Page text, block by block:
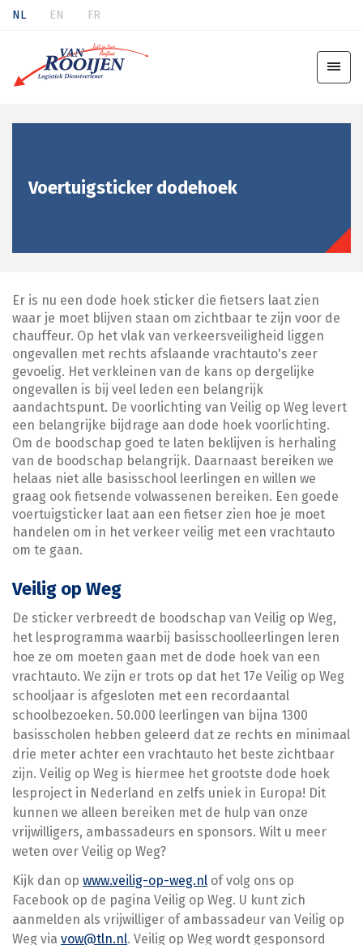
NL EN FR
Voertuigsticker dodehoek
Er is nu een dode hoek sticker die fietsers laat zien
waar je moet blijven staan om zichtbaar te zijn voor de
chauffeur. Op het vlak van verkeersveiligheid liggen
ongevallen met rechts afslaande vrachtauto's zeer
gevoelig. Het verkleinen van de kans op dergelijke
ongevallen is bij veel leden een belangrijk
aandachtspunt. De voorlichting van Veilig op Weg levert
een belangrijke bijdrage aan dode hoek voorlichting.
Om de boodschap goed te laten beklijven is herhaling
van de boodschap belangrijk. Daarnaast bereiken we
helaas niet alle basisschool leerlingen en willen we
graag ook fietsende volwassenen bereiken. Een goede
voertuigsticker laat aan een fietser zien hoe je moet
handelen om in het verkeer veilig met een vrachtauto
om te gaan.
Veilig op Weg
De sticker verbreedt de boodschap van Veilig op Weg,
het lesprogramma waarbij basisschoolleerlingen leren
hoe ze om moeten gaan met de dode hoek van een
vrachtauto. We zijn er trots op dat het 17e Veilig op Weg
schooljaar is afgesloten met een recordaantal
schoolbezoeken. 50.000 leerlingen van bijna 1300
basisscholen hebben geleerd dat ze rechts en minimaal
drie meter achter een vrachtauto het beste zichtbaar
zijn. Veilig op Weg is hiermee het grootste dode hoek
lesproject in Nederland en zelfs uniek in Europa! Dit
kunnen we alleen bereiken met de hulp van onze
vrijwilligers, ambassadeurs en sponsors. Wilt u meer
weten over Veilig op Weg?
Kijk dan op www.veilig-op-weg.nl of volg ons op
Facebook op de pagina Veilig op Weg. U kunt zich
aanmelden als vrijwilliger of ambassadeur van Veilig op
Weg via vow@tln.nl. Veilig op Weg wordt gesponsord